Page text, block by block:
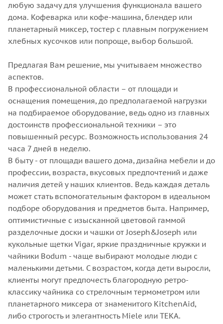
любую задачу для улучшения функционала вашего
дома. Кофеварка или кофе-машина, блендер или
планетарный миксер, тостер с плавным погружением
хлебных кусочков или попроще, выбор большой.
Предлагая Вам решение, мы учитываем множество
аспектов.
В профессиональной области – от площади и
оснащения помещения, до предполагаемой нагрузки
на подбираемое оборудование, ведь одно из главных
достоинств профессиональной техники – это
повышенный ресурс. Возможность использования 24
часа 7 дней в неделю.
В быту - от площади вашего дома, дизайна мебели и до
профессии, возраста, вкусовых предпочтений и даже
наличия детей у наших клиентов. Ведь каждая деталь
может стать вспомогательным фактором в идеальном
подборе оборудования и предметов быта. Например,
оптимистичные с изысканной цветовой гаммой
разделочные доски и чашки от Joseph&Joseph или
кукольные щетки Vigar, яркие праздничные кружки и
чайники Bodum - чаще выбирают молодые люди с
маленькими детьми. С возрастом, когда дети выросли,
клиенты могут предпочесть благородную ретро-
классику чайника со стрелочным термометром или
планетарного миксера от знаменитого KitchenAid,
либо строгость и элегантность Miele или TEKA.